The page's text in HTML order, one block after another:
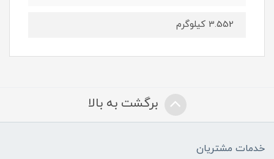
3.552 کیلوگرم
برگشت به بالا
خدمات مشتریان